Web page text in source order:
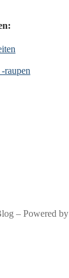
raupen
– Powered by